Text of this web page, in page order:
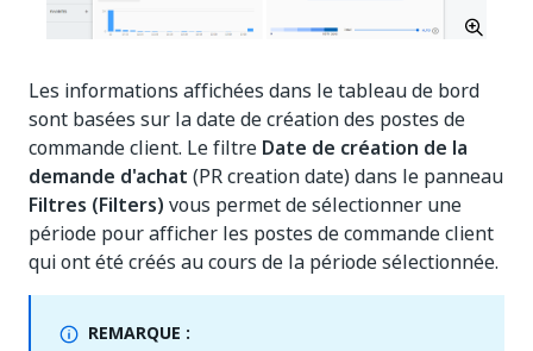
Les informations affichées dans le tableau de bord
sont basées sur la date de création des postes de
commande client. Le filtre Date de création de la
demande d'achat (PR creation date) dans le panneau
Filtres (Filters) vous permet de sélectionner une
période pour afficher les postes de commande client
qui ont été créés au cours de la période sélectionnée.
REMARQUE :